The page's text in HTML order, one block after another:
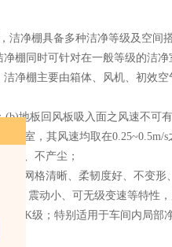
净棚具备多种洁净等级及空间
棚同时可针对在一般等级的洁
净棚主要由箱体、风机、初效
地板回风板吸入面之风速不可
净室，其风速均取在0.25~0.5m/s
锈、不产尘；
、网格清晰、柔韧度好、不变形
、震动小、可无级变速等特性
级；特别适用于车间内局部